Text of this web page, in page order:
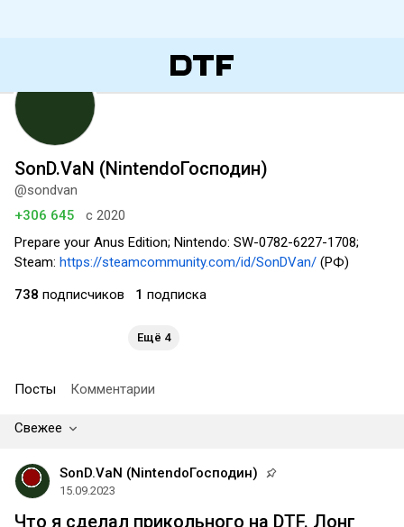
SonD.VaN (NintendoГосподин)
@sondvan
+306 645
с 2020
Prepare your Anus Edition; Nintendo: SW-0782-6227-1708;
Steam: https://steamcommunity.com/id/SonDVan/ (РФ)
738 подписчиков 1 подписка
Ещё 4
Посты Комментарии
Свежее
SonD.VaN (NintendoГосподин)
15.09.2023
Что я сделал прикольного на DTF. Лонг